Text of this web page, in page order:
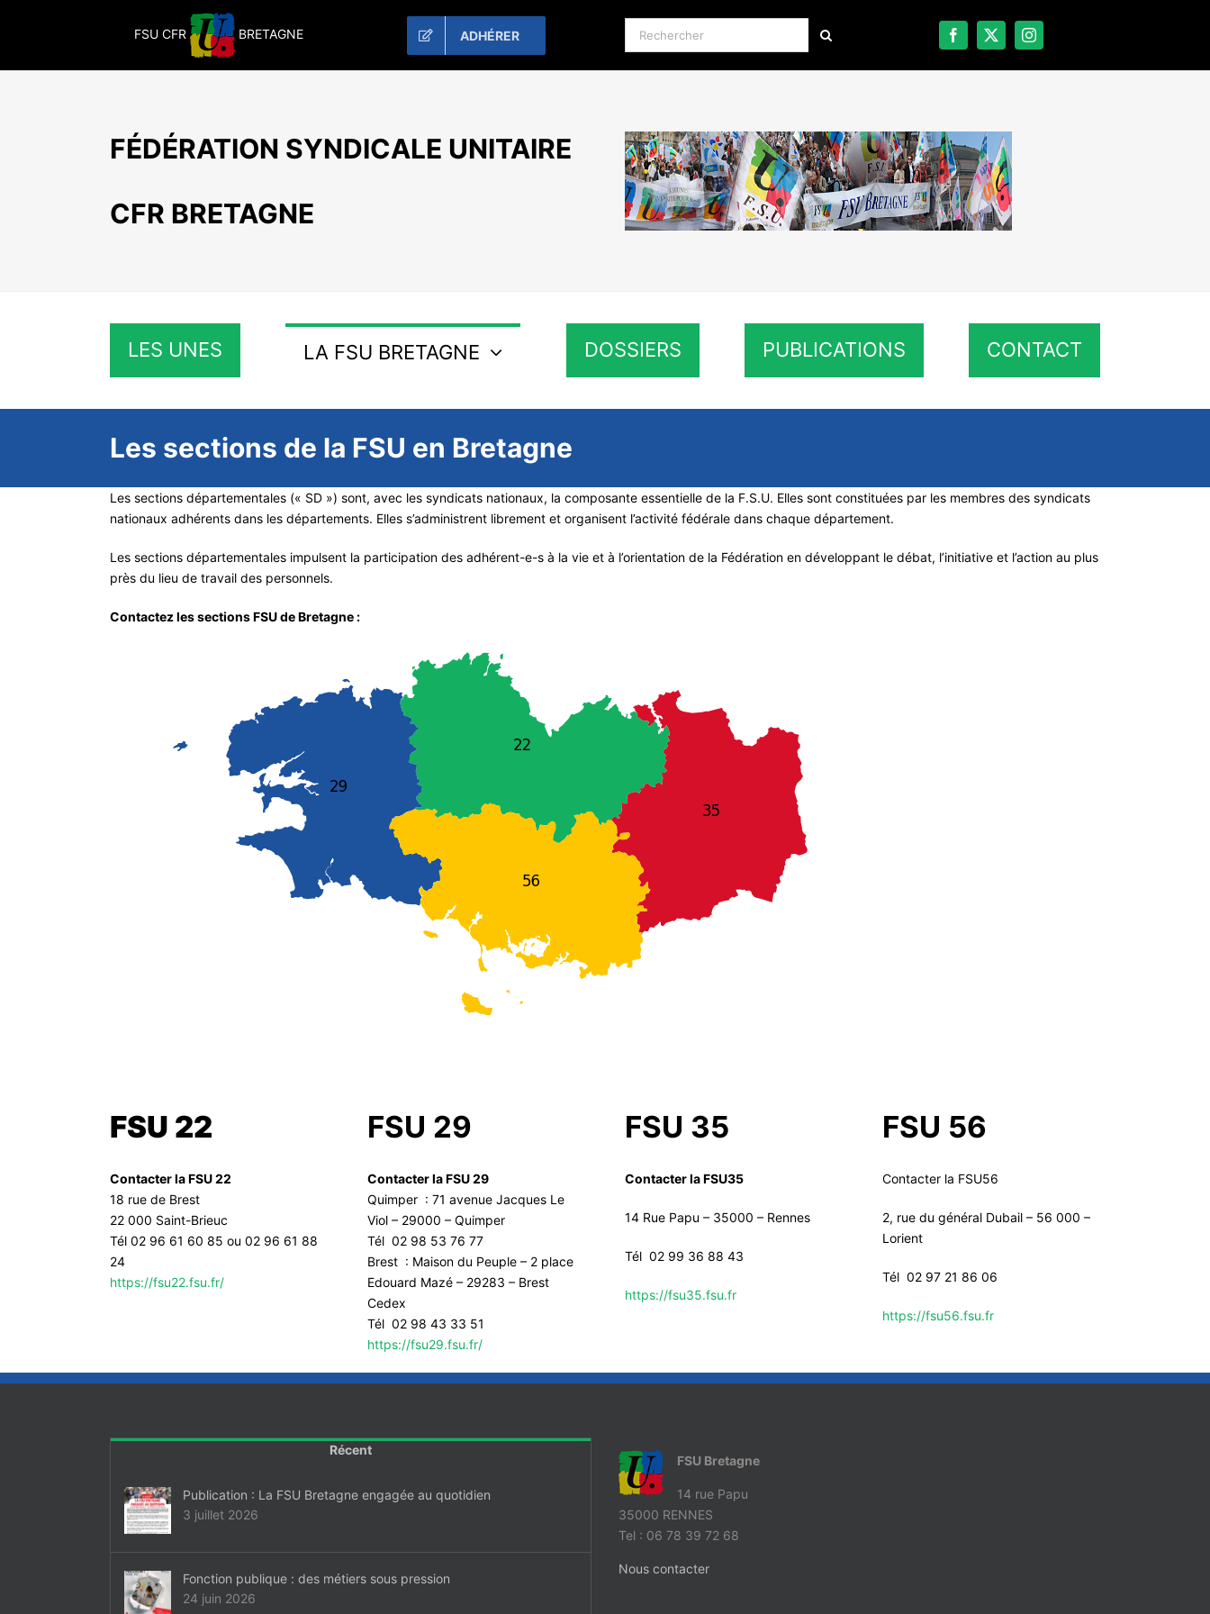
FSU CFR BRETAGNE ADHÉRER Rechercher:
FÉDÉRATION SYNDICALE UNITAIRE
CFR BRETAGNE
LES UNES LA FSU BRETAGNE DOSSIERS PUBLICATIONS CONTACT
Les sections de la FSU en Bretagne
Les sections départementales (« SD ») sont, avec les syndicats nationaux, la composante essentielle de la F.S.U. Elles sont constituées par les membres des syndicats
nationaux adhérents dans les départements. Elles s’administrent librement et organisent l’activité fédérale dans chaque département.
Les sections départementales impulsent la participation des adhérent-e-s à la vie et à l’orientation de la Fédération en développant le débat, l’initiative et l’action au plus
près du lieu de travail des personnels.
Contactez les sections FSU de Bretagne :
FSU 22
Contacter la FSU 22
18 rue de Brest
22 000 Saint-Brieuc
Tél 02 96 61 60 85 ou 02 96 61 88
24
https://fsu22.fsu.fr/
FSU 29
Contacter la FSU 29
Quimper : 71 avenue Jacques Le
Viol – 29000 – Quimper
Tél 02 98 53 76 77
Brest : Maison du Peuple – 2 place
Edouard Mazé – 29283 – Brest
Cedex
Tél 02 98 43 33 51
https://fsu29.fsu.fr/
FSU 35
Contacter la FSU35
14 Rue Papu – 35000 – Rennes
Tél 02 99 36 88 43
https://fsu35.fsu.fr
FSU 56
Contacter la FSU56
2, rue du général Dubail – 56 000 –
Lorient
Tél 02 97 21 86 06
https://fsu56.fsu.fr
Récent
Publication : La FSU Bretagne engagée au quotidien
3 juillet 2026
Fonction publique : des métiers sous pression
24 juin 2026
FSU Bretagne
14 rue Papu
35000 RENNES
Tel : 06 78 39 72 68
Nous contacter